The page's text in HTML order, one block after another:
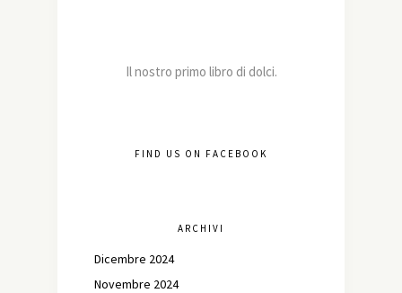
Il nostro primo libro di dolci.
FIND US ON FACEBOOK
ARCHIVI
Dicembre 2024
Novembre 2024